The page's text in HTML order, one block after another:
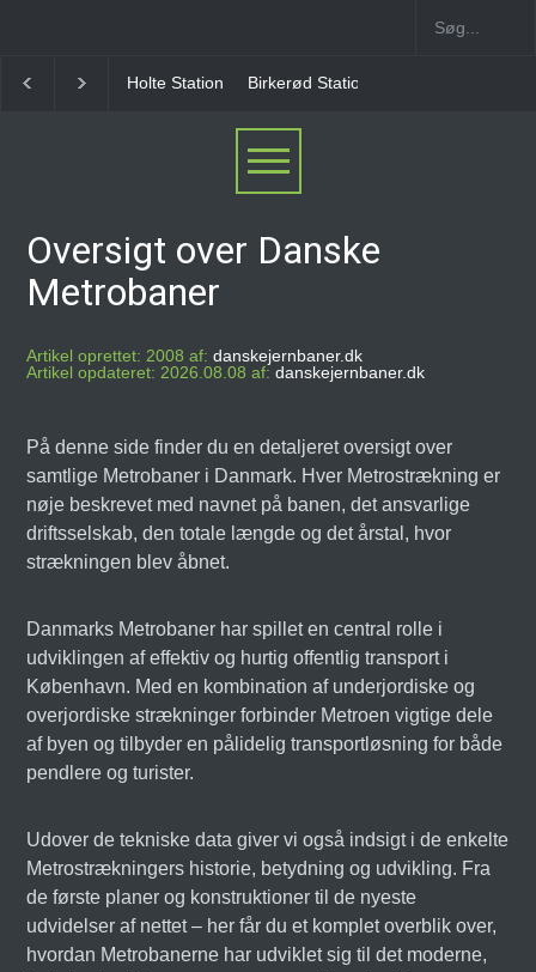
Holte Station Birkerød Station
Oversigt over Danske
Metrobaner
Artikel oprettet: 2008 af: danskejernbaner.dk
Artikel opdateret: 2026.08.08 af: danskejernbaner.dk
På denne side finder du en detaljeret oversigt over
samtlige Metrobaner i Danmark. Hver Metrostrækning er
nøje beskrevet med navnet på banen, det ansvarlige
driftsselskab, den totale længde og det årstal, hvor
strækningen blev åbnet.
Danmarks Metrobaner har spillet en central rolle i
udviklingen af effektiv og hurtig offentlig transport i
København. Med en kombination af underjordiske og
overjordiske strækninger forbinder Metroen vigtige dele
af byen og tilbyder en pålidelig transportløsning for både
pendlere og turister.
Udover de tekniske data giver vi også indsigt i de enkelte
Metrostrækningers historie, betydning og udvikling. Fra
de første planer og konstruktioner til de nyeste
udvidelser af nettet – her får du et komplet overblik over,
hvordan Metrobanerne har udviklet sig til det moderne,